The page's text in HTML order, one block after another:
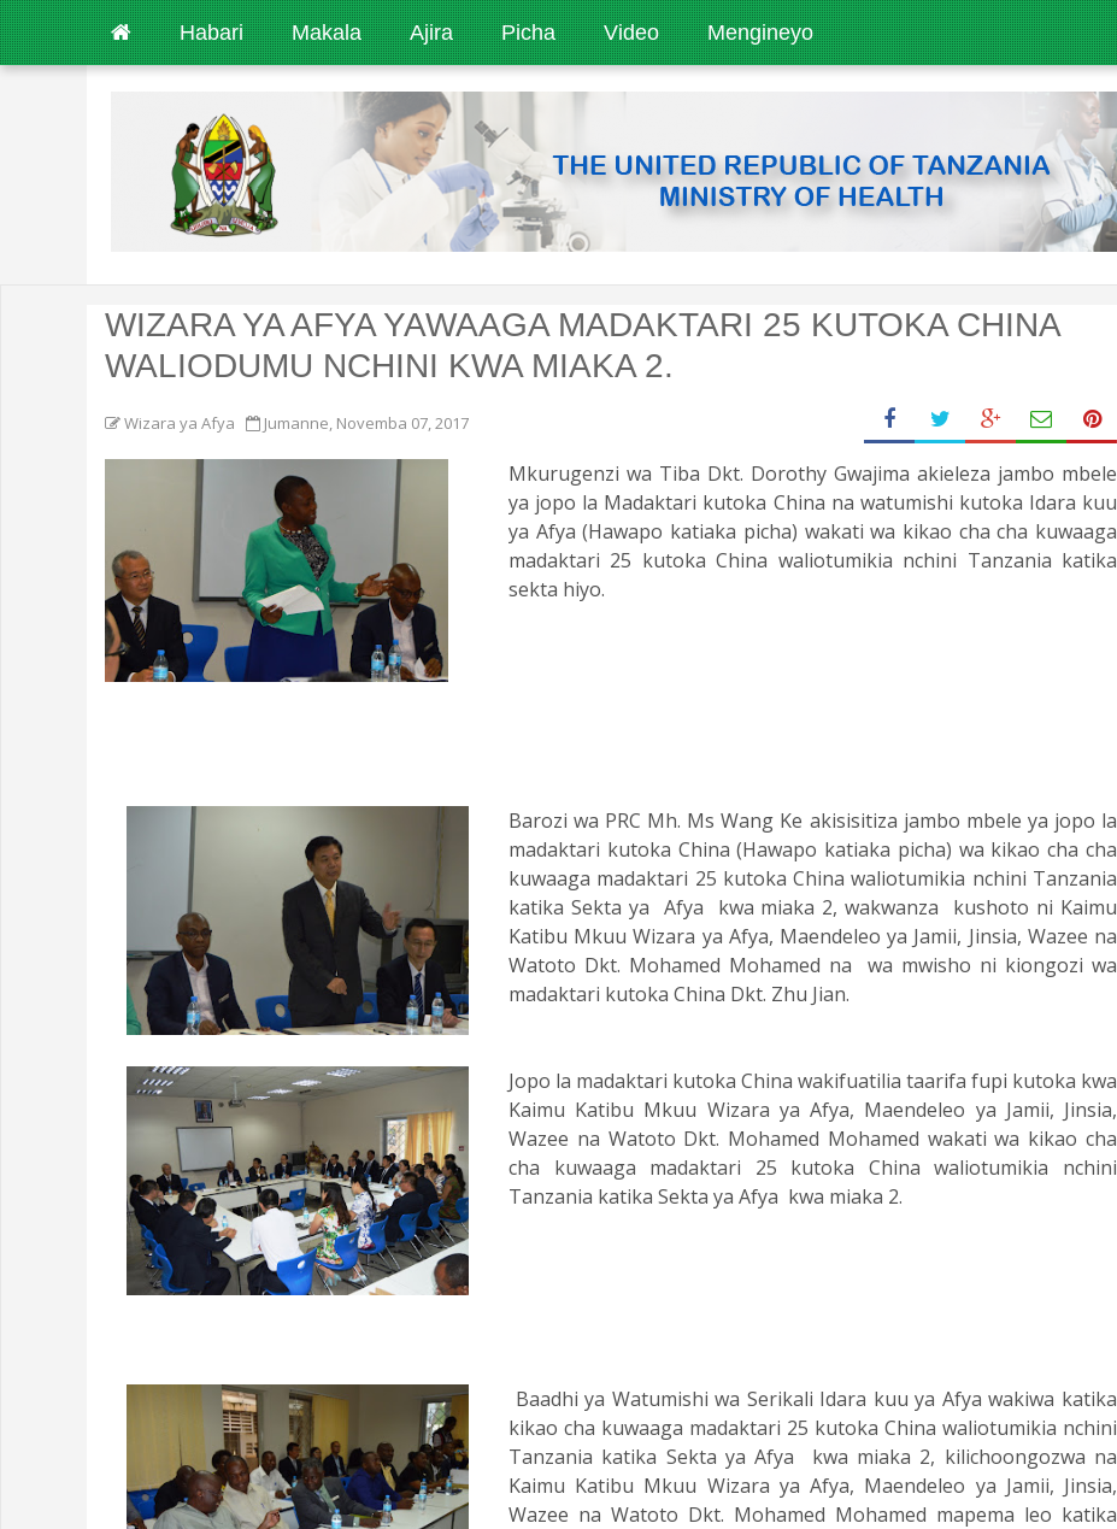
Habari Makala Ajira Picha Video Mengineyo
WIZARA YA AFYA YAWAAGA MADAKTARI 25 KUTOKA CHINA
WALIODUMU NCHINI KWA MIAKA 2.
Wizara ya Afya Jumanne, Novemba 07, 2017
Mkurugenzi wa Tiba Dkt. Dorothy Gwajima akieleza jambo mbele
ya jopo la Madaktari kutoka China na watumishi kutoka Idara kuu
ya Afya (Hawapo katiaka picha) wakati wa kikao cha cha kuwaaga
madaktari 25 kutoka China waliotumikia nchini Tanzania katika
sekta hiyo.
Barozi wa PRC Mh. Ms Wang Ke akisisitiza jambo mbele ya jopo la
madaktari kutoka China (Hawapo katiaka picha) wa kikao cha cha
kuwaaga madaktari 25 kutoka China waliotumikia nchini Tanzania
katika Sekta ya Afya kwa miaka 2, wakwanza kushoto ni Kaimu
Katibu Mkuu Wizara ya Afya, Maendeleo ya Jamii, Jinsia, Wazee na
Watoto Dkt. Mohamed Mohamed na wa mwisho ni kiongozi wa
madaktari kutoka China Dkt. Zhu Jian.
Jopo la madaktari kutoka China wakifuatilia taarifa fupi kutoka kwa
Kaimu Katibu Mkuu Wizara ya Afya, Maendeleo ya Jamii, Jinsia,
Wazee na Watoto Dkt. Mohamed Mohamed wakati wa kikao cha
cha kuwaaga madaktari 25 kutoka China waliotumikia nchini
Tanzania katika Sekta ya Afya kwa miaka 2.
Baadhi ya Watumishi wa Serikali Idara kuu ya Afya wakiwa katika
kikao cha kuwaaga madaktari 25 kutoka China waliotumikia nchini
Tanzania katika Sekta ya Afya kwa miaka 2, kilichoongozwa na
Kaimu Katibu Mkuu Wizara ya Afya, Maendeleo ya Jamii, Jinsia,
Wazee na Watoto Dkt. Mohamed Mohamed mapema leo katika